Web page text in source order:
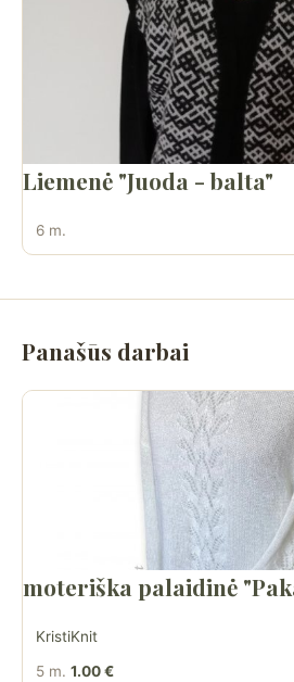
Liemenė "Juoda - balta"
6 m.
Panašūs darbai
moteriška palaidinė
KristiKnit
5 m. 1.00 €